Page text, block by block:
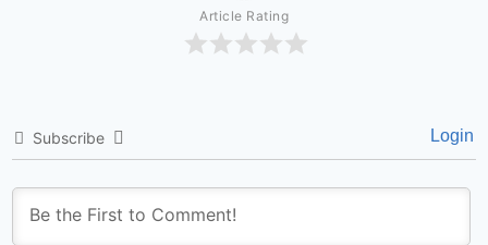
Article Rating
Subscribe Login